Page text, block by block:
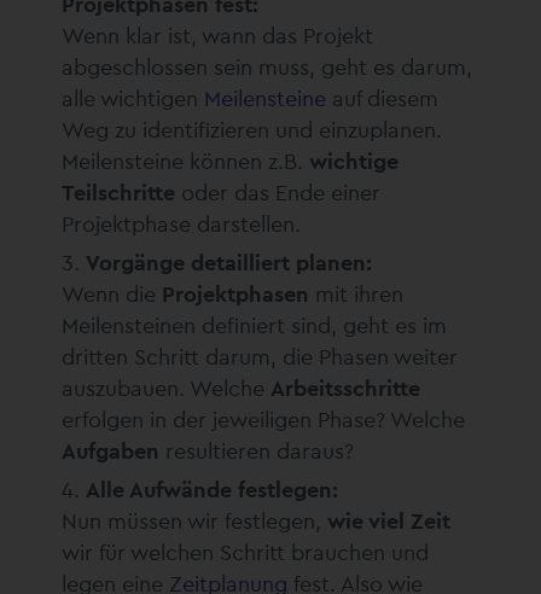
Wenn klar ist, wann das Projekt
abgeschlossen sein muss, geht es darum,
alle wichtigen Meilensteine auf diesem
Weg zu identifizieren und einzuplanen.
Meilensteine können z.B. wichtige
Teilschritte oder das Ende einer
Projektphase darstellen.
Vorgänge detailliert planen:
Wenn die Projektphasen mit ihren
Meilensteinen definiert sind, geht es im
dritten Schritt darum, die Phasen weiter
auszubauen. Welche Arbeitsschritte
erfolgen in der jeweiligen Phase? Welche
Aufgaben resultieren daraus?
Alle Aufwände festlegen:
Nun müssen wir festlegen, wie viel Zeit
wir für welchen Schritt brauchen und
legen eine Zeitplanung fest. Also wie